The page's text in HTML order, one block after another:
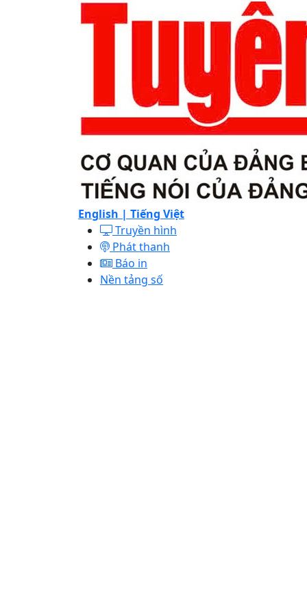
English | Tiếng Việt
Truyền hình
Phát thanh
Báo in
Nền tảng số